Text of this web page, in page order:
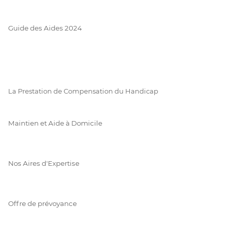
Guide des Aides 2024
La Prestation de Compensation du Handicap
Maintien et Aide à Domicile
Nos Aires d'Expertise
Offre de prévoyance